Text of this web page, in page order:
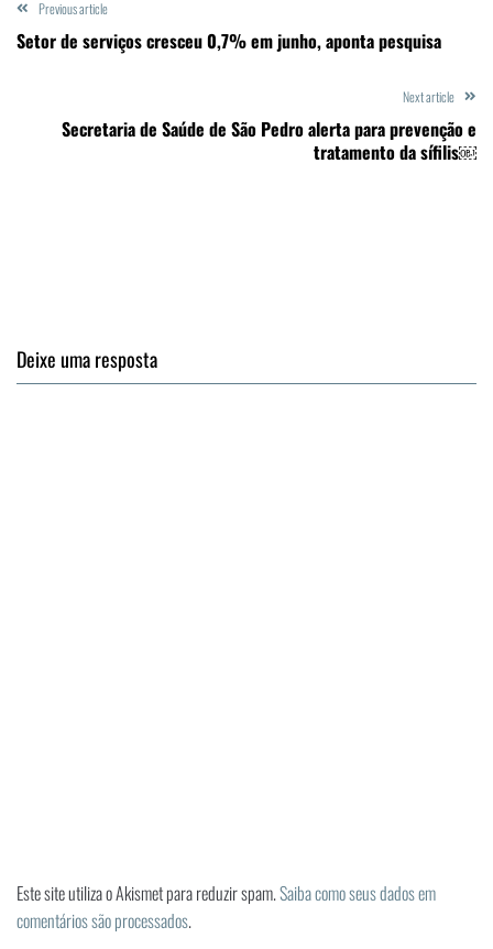
Previous article
Setor de serviços cresceu 0,7% em junho, aponta pesquisa
Next article
Secretaria de Saúde de São Pedro alerta para prevenção e
tratamento da sífilis￼
Deixe uma resposta
Este site utiliza o Akismet para reduzir spam.Saiba como seus dados em
comentários são processados.